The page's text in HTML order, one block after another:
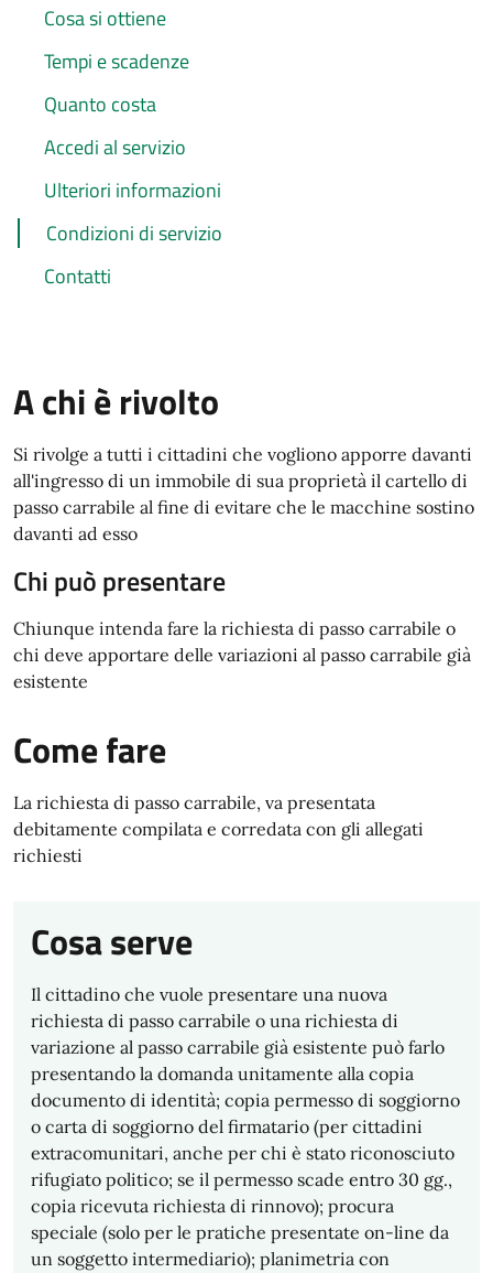
Cosa si ottiene
Tempi e scadenze
Quanto costa
Accedi al servizio
Ulteriori informazioni
Condizioni di servizio
Contatti
A chi è rivolto
Si rivolge a tutti i cittadini che vogliono apporre davanti
all'ingresso di un immobile di sua proprietà il cartello di
passo carrabile al fine di evitare che le macchine sostino
davanti ad esso
Chi può presentare
Chiunque intenda fare la richiesta di passo carrabile o
chi deve apportare delle variazioni al passo carrabile già
esistente
Come fare
La richiesta di passo carrabile, va presentata
debitamente compilata e corredata con gli allegati
richiesti
Cosa serve
Il cittadino che vuole presentare una nuova
richiesta di passo carrabile o una richiesta di
variazione al passo carrabile già esistente può farlo
presentando la domanda unitamente alla copia
documento di identità; copia permesso di soggiorno
o carta di soggiorno del firmatario (per cittadini
extracomunitari, anche per chi è stato riconosciuto
rifugiato politico; se il permesso scade entro 30 gg.,
copia ricevuta richiesta di rinnovo); procura
speciale (solo per le pratiche presentate on-line da
un soggetto intermediario); planimetria con